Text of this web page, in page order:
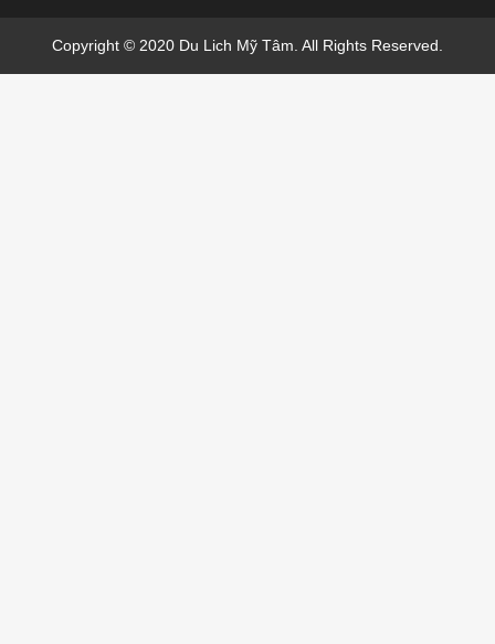
Copyright © 2020 Du Lich Mỹ Tâm. All Rights Reserved.